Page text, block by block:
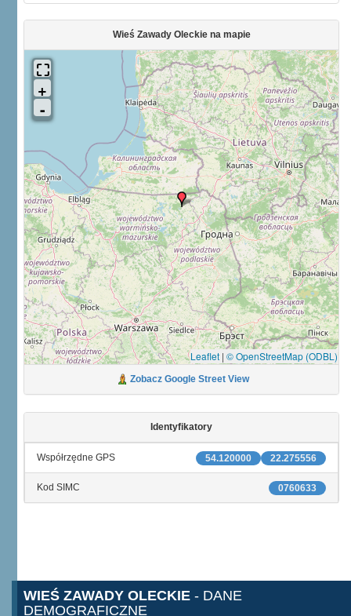
Wieś Zawady Oleckie na mapie
Leaflet | © OpenStreetMap (ODBL)
Zobacz Google Street View
Identyfikatory
22.275556
54.120000
Współrzędne GPS
0760633
Kod SIMC
WIEŚ ZAWADY OLECKIE - DANE
DEMOGRAFICZNE